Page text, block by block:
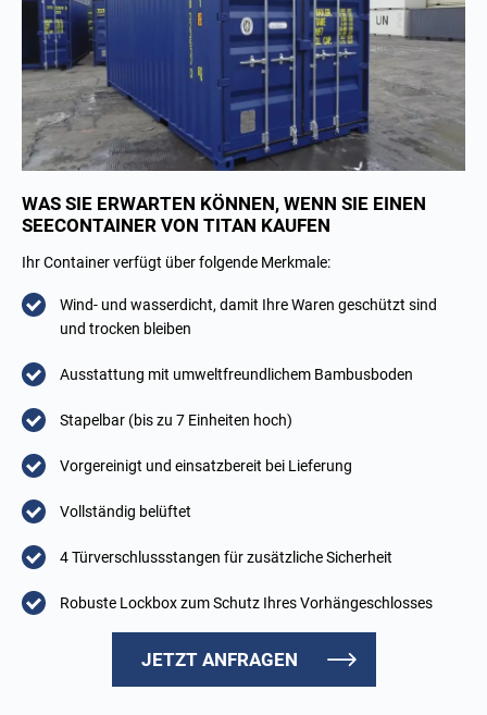
WAS SIE ERWARTEN KÖNNEN, WENN SIE EINEN
SEECONTAINER VON TITAN KAUFEN
Ihr Container verfügt über folgende Merkmale:
Wind- und wasserdicht, damit Ihre Waren geschützt sind
und trocken bleiben
Ausstattung mit umweltfreundlichem Bambusboden
Stapelbar (bis zu 7 Einheiten hoch)
Vorgereinigt und einsatzbereit bei Lieferung
Vollständig belüftet
4 Türverschlussstangen für zusätzliche Sicherheit
Robuste Lockbox zum Schutz Ihres Vorhängeschlosses
JETZT ANFRAGEN